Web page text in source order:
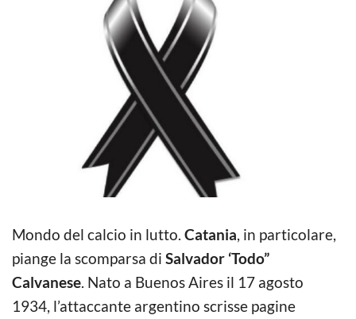
Mondo del calcio in lutto. Catania, in particolare,
piange la scomparsa di Salvador ‘Todo”
Calvanese. Nato a Buenos Aires il 17 agosto
1934, l’attaccante argentino scrisse pagine